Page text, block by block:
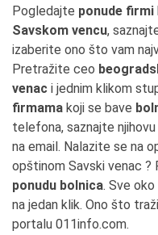
Pogledajte ponude firmi
Savskom vencu,
izaberite ono što vam
Pretražite ceo
venac i jednim klikom
firmama koji se bave
telefona, saznajte
na email. Nalazite se na
opštinom Savski venac
ponudu bolnica. Sve oko
na jedan klik. Ono što
portalu 011info.com.